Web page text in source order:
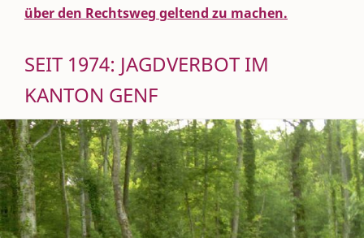
über den Rechtsweg geltend zu machen.
SEIT 1974: JAGDVERBOT IM
KANTON GENF